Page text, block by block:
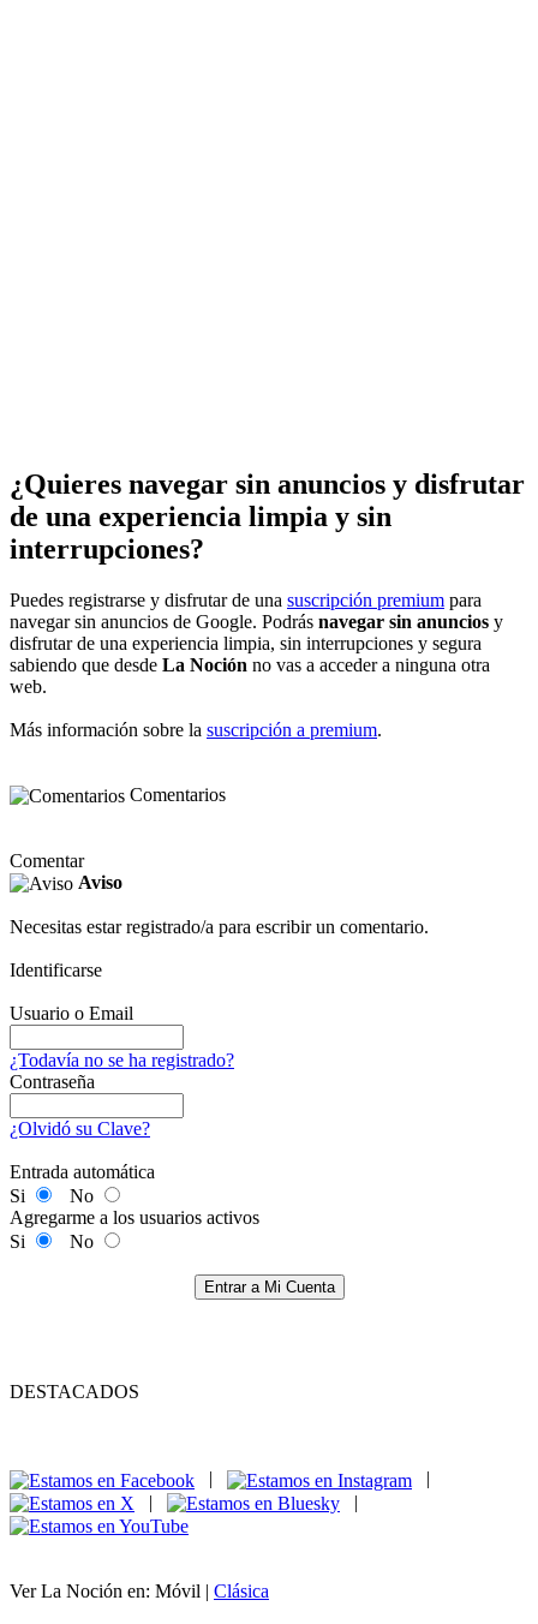
¿Quieres navegar sin anuncios y disfrutar
de una experiencia limpia y sin
interrupciones?
Puedes registrarse y disfrutar de una suscripción premium para
navegar sin anuncios de Google. Podrás navegar sin anuncios y
disfrutar de una experiencia limpia, sin interrupciones y segura
sabiendo que desde La Noción no vas a acceder a ninguna otra
web.
Más información sobre la suscripción a premium.
Comentarios
Comentar
Aviso
Necesitas estar registrado/a para escribir un comentario.
Identificarse
Usuario o Email
¿Todavía no se ha registrado?
Contraseña
¿Olvidó su Clave?
Entrada automática
Si
No
Agregarme a los usuarios activos
Si
No
Entrar a Mi Cuenta
DESTACADOS
|
|
|
|
Ver La Noción en: Móvil | Clásica